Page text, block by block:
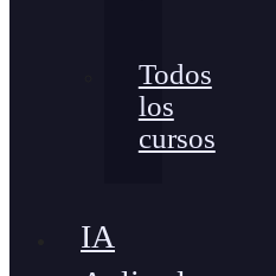
Todos
los
cursos
IA